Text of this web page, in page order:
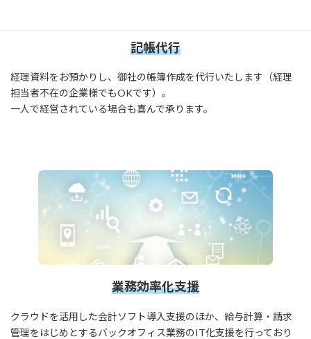
記帳代行
経理資料をお預かりし、御社の帳簿作成を代行いたします（経理
担当者不在の企業様でもOKです）。
一人で経営されている場合も喜んで承ります。
業務効率化支援
クラウドを活用した会計ソフト導入支援のほか、給与計算・請求
管理をはじめとするバックオフィス業務のIT化支援を行っており